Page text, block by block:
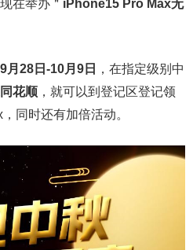
在举办＂ iPhone15 Pro Max无
9月28日-10月9日
，在指定级别中
花顺 ，就可以到登记区登记领
同时还有加倍活动。